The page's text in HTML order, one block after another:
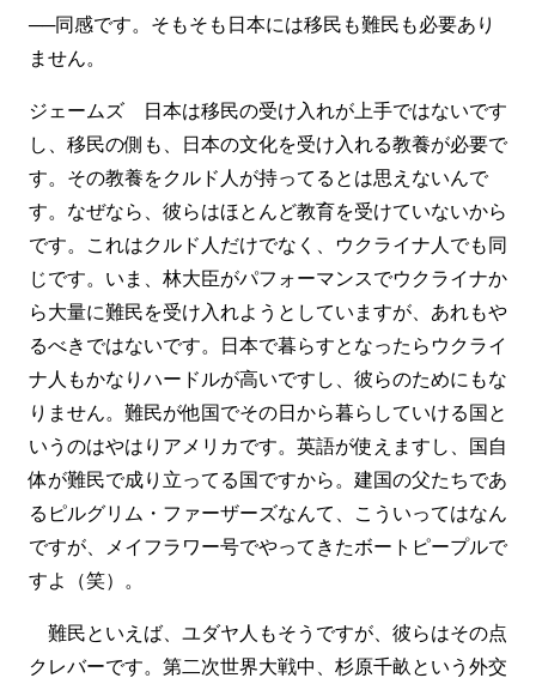
──同感です。そもそも日本には移民も難民も必要あり
ません。
ジェームズ 日本は移民の受け入れが上手ではないです
し、移民の側も、日本の文化を受け入れる教養が必要で
す。その教養をクルド人が持ってるとは思えないんで
す。なぜなら、彼らはほとんど教育を受けていないから
です。これはクルド人だけでなく、ウクライナ人でも同
じです。いま、林大臣がパフォーマンスでウクライナか
ら大量に難民を受け入れようとしていますが、あれもや
るべきではないです。日本で暮らすとなったらウクライ
ナ人もかなりハードルが高いですし、彼らのためにもな
りません。難民が他国でその日から暮らしていける国と
いうのはやはりアメリカです。英語が使えますし、国自
体が難民で成り立ってる国ですから。建国の父たちであ
るピルグリム・ファーザーズなんて、こういってはなん
ですが、メイフラワー号でやってきたボートピープルで
すよ（笑）。
難民といえば、ユダヤ人もそうですが、彼らはその点
クレバーです。第二次世界大戦中、杉原千畝という外交